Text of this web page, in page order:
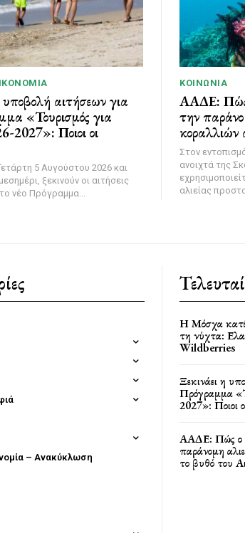
υποβολή αιτήσεων για
«Τουρισμός για
2027»: Ποιοι οι
5 Αυγούστου 2026 και
ξεκινούν οι αιτήσεις
νέο Πρόγραμμα...
ΚΟΙΝΩΝΊΑ
ΑΑΔΕ: Πώς
την
κοραλλιών
Στον
ανοιχτά της
αλιείας
– Ανακύκλωση
Η Μόσχα
τη νύχτα:
Wildberries
Ξεκινάει η
Πρόγραμμα
2027»: Ποιοι
ΑΑΔΕ: Πώς ο
παράνομη
το βυθό του